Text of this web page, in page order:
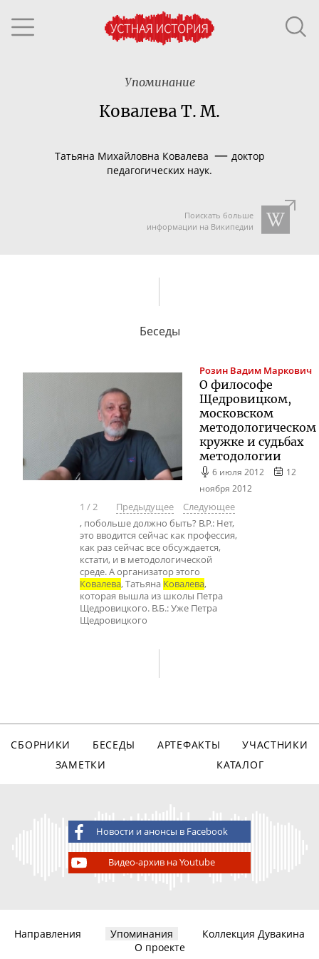
Упоминание
Ковалева Т. М.
Татьяна Михайловна Ковалева — доктор
педагогических наук.
Поискать больше
информации на Википедии
Беседы
Розин Вадим Маркович
О философе
Щедровицком,
московском
методологическом
кружке и судьбах
методологии
6 июля 2012
12
ноября 2012
1 /2 Предыдущее
Следующее
, побольше должно быть? В.Р.: Нет,
это вводится сейчас как профессия,
как раз сейчас все обсуждается,
кстати, и в методологической
среде. А организатор этого
Ковалева, Татьяна Ковалева,
которая вышла из школы Петра
Щедровицкого. В.Б.: Уже Петра
Щедровицкого
СБОРНИКИ БЕСЕДЫ АРТЕФАКТЫ
УЧАСТНИКИ
ЗАМЕТКИ
КАТАЛОГ
Новости и анонсы в Facebook
Видео-архив на Youtube
Направления Упоминания
Коллекция Дувакина
О проекте